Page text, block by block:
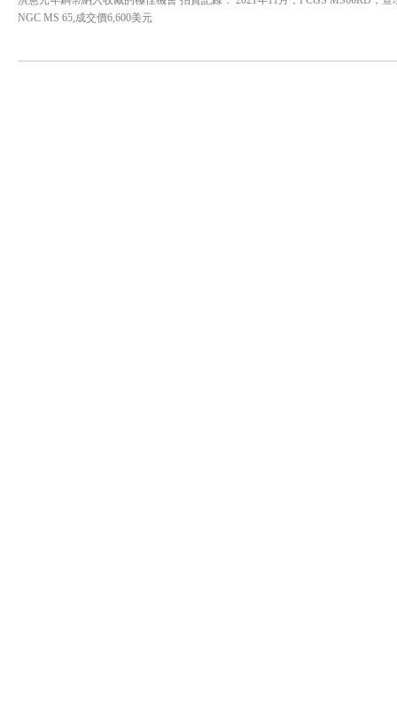
NGC MS 65,成交價6,600美元